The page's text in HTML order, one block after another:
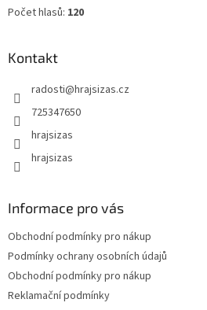
Počet hlasů: 120
Kontakt
radosti@hrajsizas.cz
725347650
hrajsizas
hrajsizas
Informace pro vás
Obchodní podmínky pro nákup
Podmínky ochrany osobních údajů
Obchodní podmínky pro nákup
Reklamační podmínky